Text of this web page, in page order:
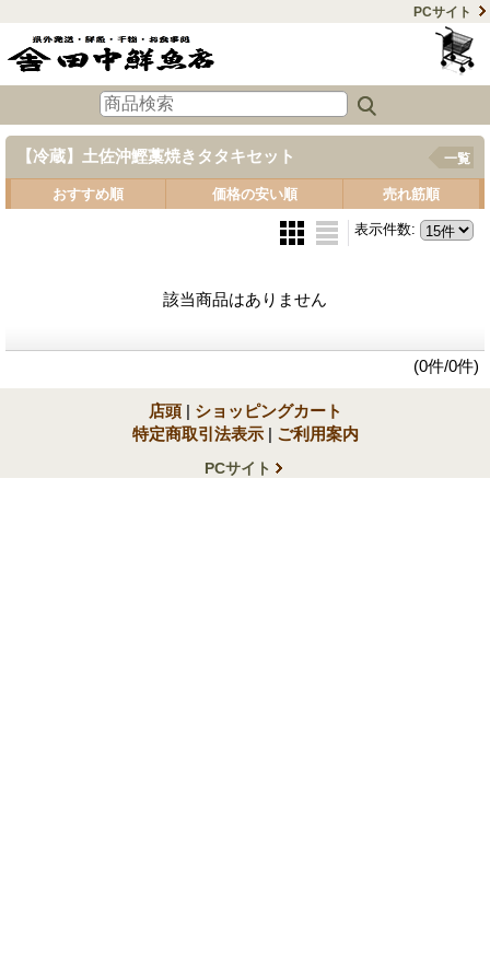
PCサイト
【冷蔵】土佐沖鰹藁焼きタタキセット 一覧
おすすめ順 価格の安い順 売れ筋順
表示件数:
該当商品はありません
(0件/0件)
店頭 | ショッピングカート
特定商取引法表示 | ご利用案内
PCサイト